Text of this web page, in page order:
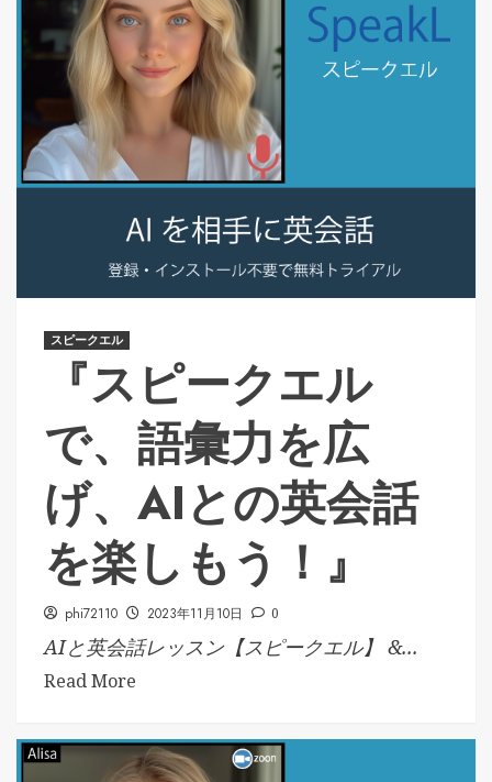
スピークエル
『スピークエル
で、語彙力を広
げ、AIとの英会話
を楽しもう！』
phi72110 2023年11月10日 0
AIと英会話レッスン【スピークエル】 &...
Read More